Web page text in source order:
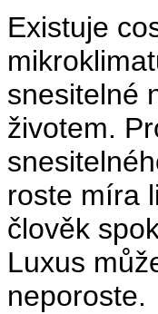
Existuje
snesitelné
životem.
roste míra
člověk
Luxus
neporoste.